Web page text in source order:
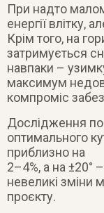
При надто
енергії влітку,
Крім того, на
затримується
навпаки –
максимум
компроміс
Дослідження
оптимального
приблизно на
2–4%, а на ±20°
невеликі зміни
проєкту.